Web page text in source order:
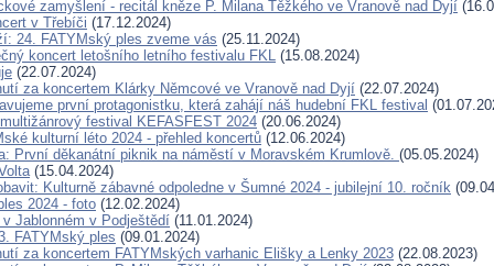
zamyšlení - recitál kněze P. Milana Těžkého ve Vranově nad Dyjí
v Třebíči (17.12.2024)
24. FATYMský ples zveme vás (25.11.2024)
koncert letošního letního festivalu FKL (15.08.2024)
(22.07.2024)
za koncertem Klárky Němcové ve Vranově nad Dyjí (22.07.2024)
první protagonistku, která zahájí náš hudební FKL festival
festival KEFASFEST 2024 (20.06.2024)
kulturní léto 2024 - přehled koncertů (12.06.2024)
První děkanátní piknik na náměstí v Moravském Krumlově. (05.05.2024)
(15.04.2024)
Kulturně zábavné odpoledne v Šumné 2024 - jubilejní 10. ročník
2024 - foto (12.02.2024)
Jablonném v Podještědí (11.01.2024)
FATYMský ples (09.01.2024)
za koncertem FATYMských varhanic Elišky a Lenky 2023 (22.08.2023)